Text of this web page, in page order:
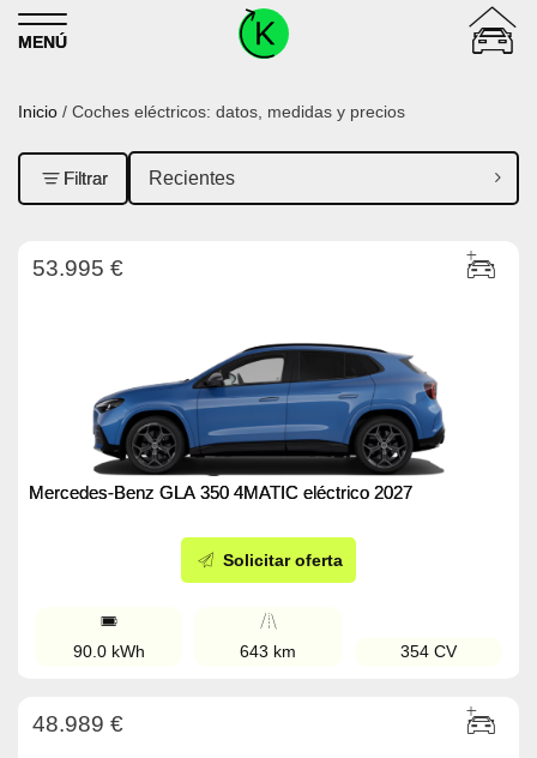
Skip to content
MENÚ
Inicio / Coches eléctricos: datos, medidas y precios
Filtrar
53.995 €
Mercedes-Benz GLA 350 4MATIC eléctrico 2027
Solicitar oferta
90.0 kWh 643 km 354 CV
48.989 €